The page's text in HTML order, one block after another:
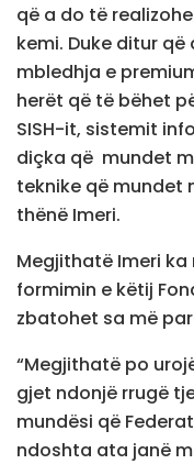
që a do të
kemi. Duke ditur
mbledhja e
herët që të bëhet
SISH-it, sistemit
diçka që mundet
teknike që mundet
thënë Imeri.
Megjithatë Imeri
formimin e këtij
zbatohet sa më
“Megjithatë po
gjet ndonjë rrugë
mundësi që
ndoshta ata janë